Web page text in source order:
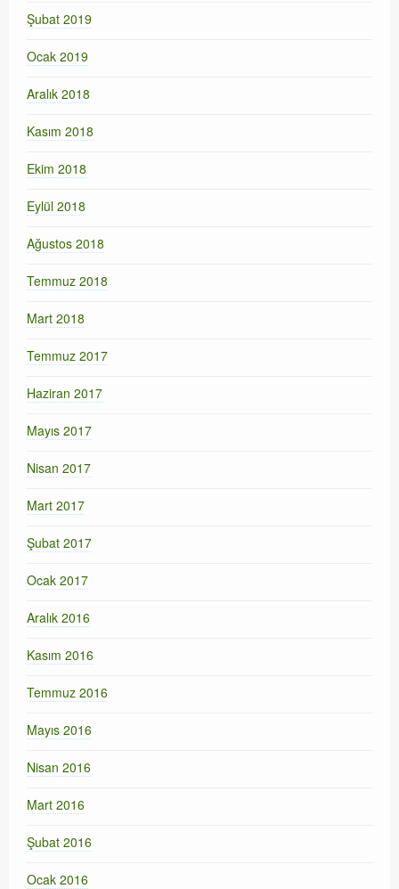
Şubat 2019
Ocak 2019
Aralık 2018
Kasım 2018
Ekim 2018
Eylül 2018
Ağustos 2018
Temmuz 2018
Mart 2018
Temmuz 2017
Haziran 2017
Mayıs 2017
Nisan 2017
Mart 2017
Şubat 2017
Ocak 2017
Aralık 2016
Kasım 2016
Temmuz 2016
Mayıs 2016
Nisan 2016
Mart 2016
Şubat 2016
Ocak 2016